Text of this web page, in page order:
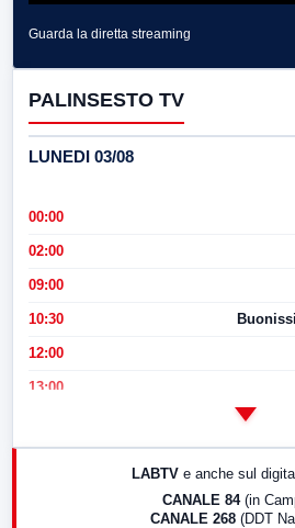
Guarda la diretta streaming
PALINSESTO TV
LUNEDI 03/08
00:00
02:00
09:00
10:30
12:00
13:00
LABTV e anche sul
CANALE 84 (in
CANALE 268 (DDT